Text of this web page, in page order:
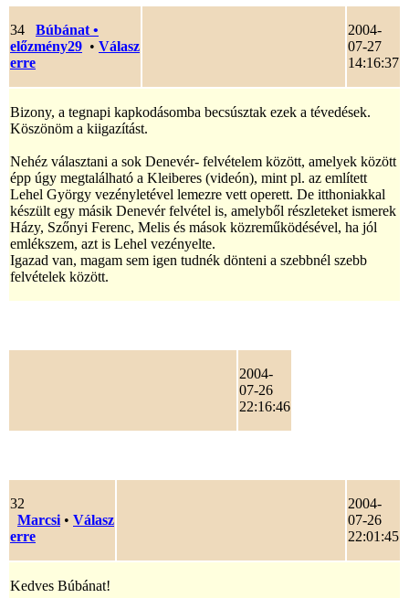
34 Búbánat •
előzmény29 • Válasz
erre
2004-
07-27
14:16:37
Bizony, a tegnapi kapkodásomba becsúsztak ezek a tévedések.
Köszönöm a kiigazítást.
Nehéz választani a sok Denevér- felvételem között, amelyek között
épp úgy megtalálható a Kleiberes (videón), mint pl. az említett
Lehel György vezényletével lemezre vett operett. De itthoniakkal
készült egy másik Denevér felvétel is, amelyből részleteket ismerek
Házy, Szőnyi Ferenc, Melis és mások közreműködésével, ha jól
emlékszem, azt is Lehel vezényelte.
Igazad van, magam sem igen tudnék dönteni a szebbnél szebb
felvételek között.
2004-
07-26
22:16:46
32
Marcsi • Válasz
erre
2004-
07-26
22:01:45
Kedves Búbánat!